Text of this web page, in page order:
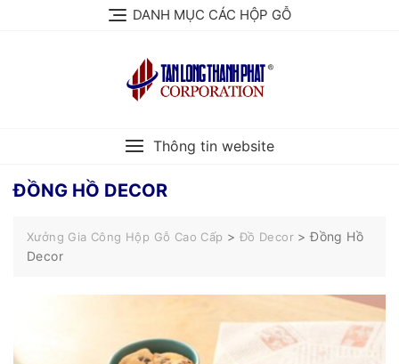
DANH MỤC CÁC HỘP GỖ
Thông tin website
ĐỒNG HỒ DECOR
Xưởng Gia Công Hộp Gỗ Cao Cấp > Đồ Decor >Đồng Hồ
Decor